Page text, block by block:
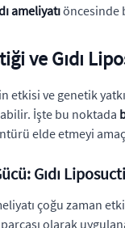
ameliyatıöncesinde
ve Gıdı
etkisi ve genetik
İşte bu noktada
elde etmeyi
Gıdı
çoğu zaman
olarak